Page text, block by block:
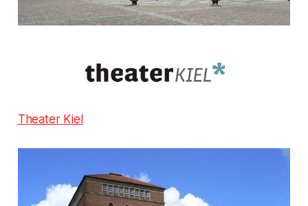
Theater Kiel